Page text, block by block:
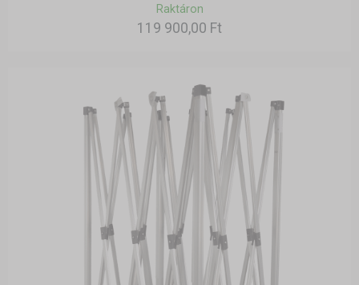
Raktáron
119 900,00 Ft